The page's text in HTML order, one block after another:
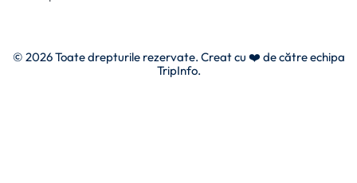
© 2026 Toate drepturile rezervate. Creat cu ❤️ de către echipa
TripInfo.